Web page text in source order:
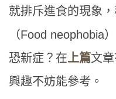
就排斥進食的現象，
（Food neophobia
恐新症？在上篇文
興趣不妨能參考。